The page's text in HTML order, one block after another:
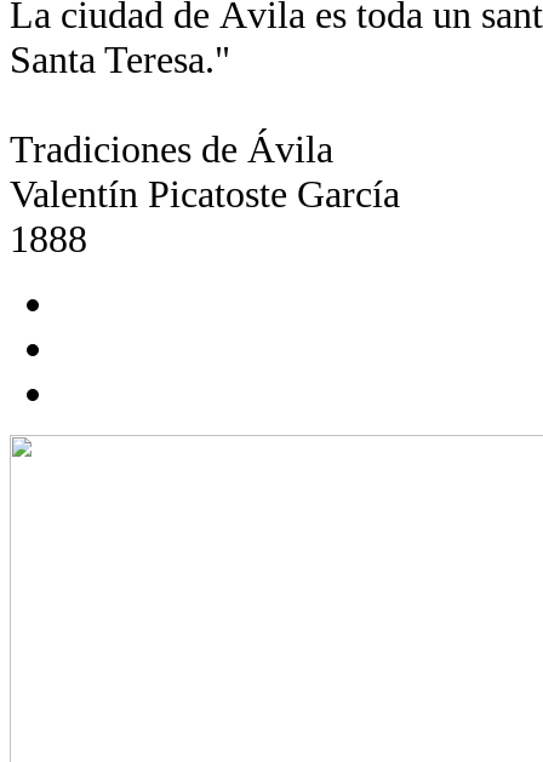
La ciudad de Ávila es toda un
Santa Teresa."
Tradiciones de Ávila
Valentín Picatoste García
1888